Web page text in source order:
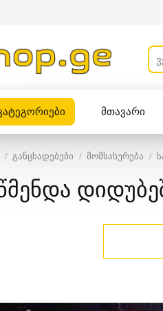
მთავარი
განცხადებები მომსახურება